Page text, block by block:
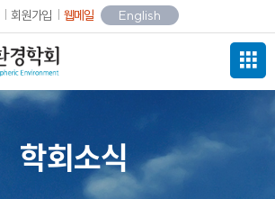
회원가입 웹메일 English
학회소식